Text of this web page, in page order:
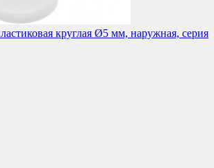
ДСП, коробок
круглая Ø5 мм, наружная, серия